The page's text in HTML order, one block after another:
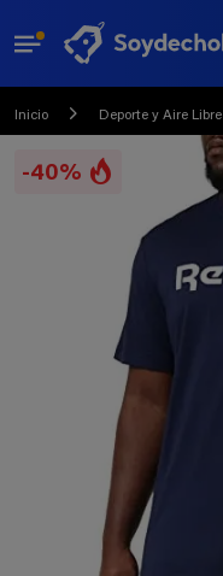
Inicio Deporte y Aire Libre
-40%